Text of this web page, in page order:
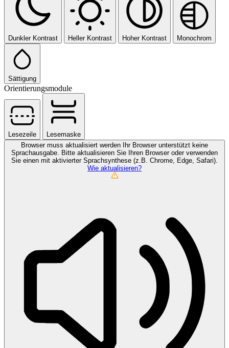
Dunkler Kontrast Heller Kontrast Hoher Kontrast Monochrom
Sättigung
Orientierungsmodule
Lesezeile
Lesemaske
Browser muss aktualisiert werden Ihr Browser unterstützt keine
Sprachausgabe. Bitte aktualisieren Sie Ihren Browser oder verwenden
Sie einen mit aktivierter Sprachsynthese (z.B. Chrome, Edge, Safari).
Wie aktualisieren?